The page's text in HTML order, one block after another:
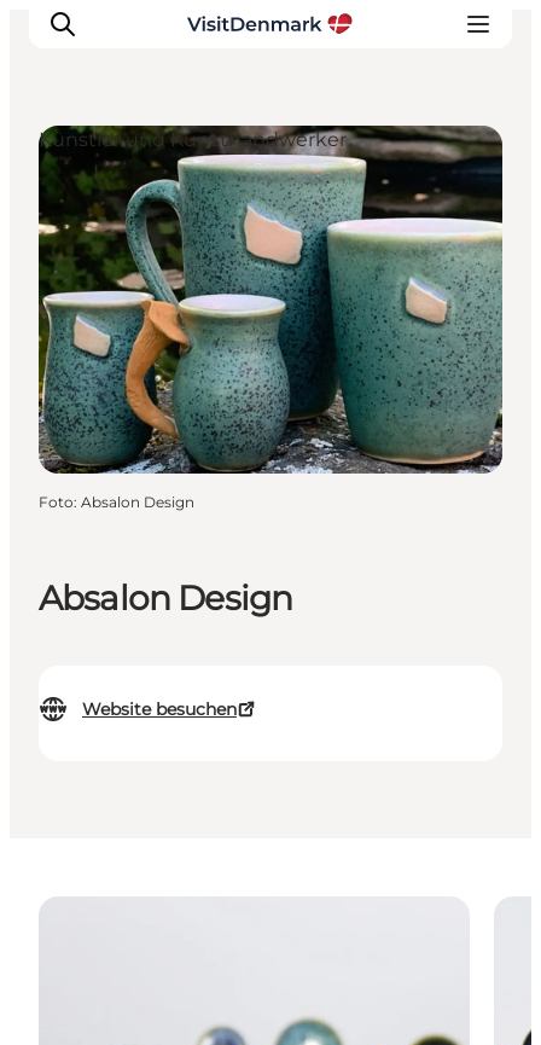
Inspiration
Regionen
Erlebnisse
Unterkünfte
Reiseplanung
Absalon Design
Website besuchen
Künstler und Kunsthandwerker
Foto: Absalon Design